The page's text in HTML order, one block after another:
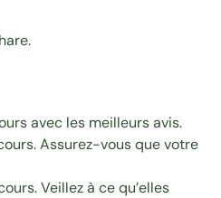
avec les meilleurs avis.
Assurez-vous que votre
Veillez à ce qu’elles